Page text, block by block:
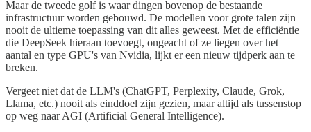
Maar de tweede golf is waar dingen bovenop de bestaande
infrastructuur worden gebouwd. De modellen voor grote talen zijn
nooit de ultieme toepassing van dit alles geweest. Met de efficiëntie
die DeepSeek hieraan toevoegt, ongeacht of ze liegen over het
aantal en type GPU's van Nvidia, lijkt er een nieuw tijdperk aan te
breken.
Vergeet niet dat de LLM's (ChatGPT, Perplexity, Claude, Grok,
Llama, etc.) nooit als einddoel zijn gezien, maar altijd als tussenstop
op weg naar AGI (Artificial General Intelligence).